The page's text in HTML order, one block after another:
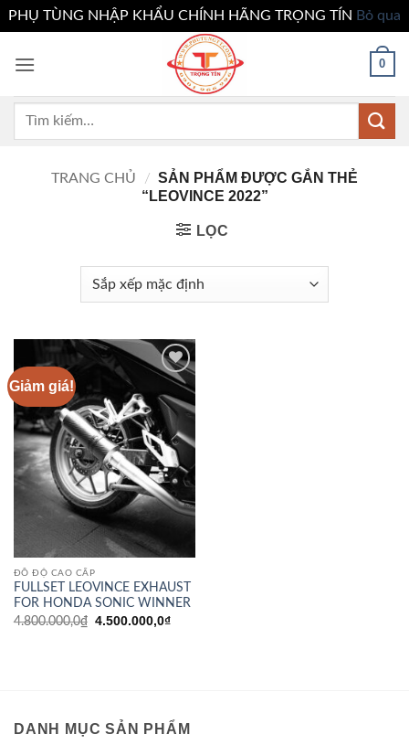
PHỤ TÙNG NHẬP KHẨU CHÍNH HÃNG TRỌNG TÍN Bỏ qua
qua
0
Tìm
TRANG CHỦ / SẢN PHẨM ĐƯỢC GẮN THẺ
“LEOVINCE 2022”
LỌC
Giảm giá!
Add to
wishlist
ĐỒ ĐỘ CAO CẤP
FULLSET LEOVINCE EXHAUST
FOR HONDA SONIC WINNER
4.800.000,0₫ Giá
4.500.000,0₫Giá
DANH MỤC SẢN PHẨM